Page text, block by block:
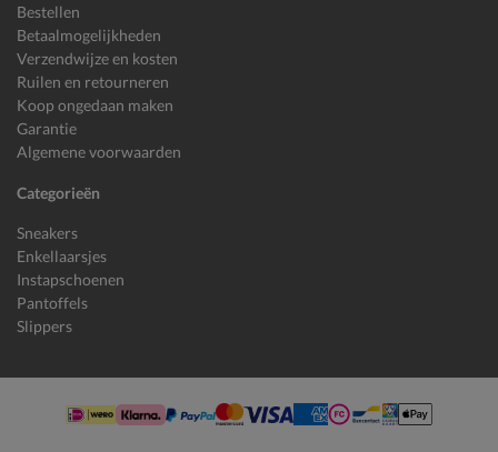
Bestellen
Betaalmogelijkheden
Verzendwijze en kosten
Ruilen en retourneren
Koop ongedaan maken
Garantie
Algemene voorwaarden
Categorieën
Sneakers
Enkellaarsjes
Instapschoenen
Pantoffels
Slippers